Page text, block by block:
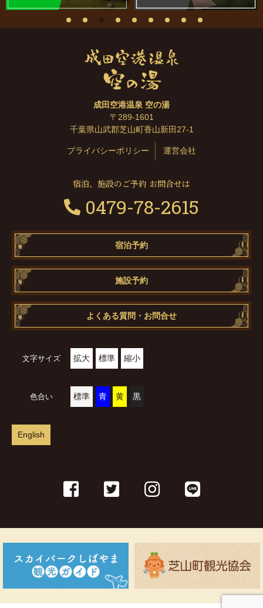
成田空港温泉 空の湯
〒289-1601
千葉県山武郡芝山町香山新田27-1
プライバシーポリシー 運営会社
宿泊、施設のご予約 お問合せは
0479-78-2615
宿泊予約
施設予約
よくある質問・お問合せ
文字サイズ 拡大 標準 縮小
色合い 標準 青 黄 黒
English